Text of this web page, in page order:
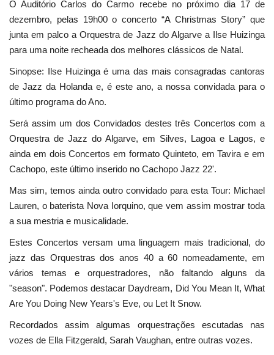
O Auditório Carlos do Carmo recebe no próximo dia 17 de
dezembro, pelas 19h00 o concerto “A Christmas Story” que
junta em palco a Orquestra de Jazz do Algarve a Ilse Huizinga
para uma noite recheada dos melhores clássicos de Natal.
Sinopse: Ilse Huizinga é uma das mais consagradas cantoras
de Jazz da Holanda e, é este ano, a nossa convidada para o
último programa do Ano.
Será assim um dos Convidados destes três Concertos com a
Orquestra de Jazz do Algarve, em Silves, Lagoa e Lagos, e
ainda em dois Concertos em formato Quinteto, em Tavira e em
Cachopo, este último inserido no Cachopo Jazz 22'.
Mas sim, temos ainda outro convidado para esta Tour: Michael
Lauren, o baterista Nova Iorquino, que vem assim mostrar toda
a sua mestria e musicalidade.
Estes Concertos versam uma linguagem mais tradicional, do
jazz das Orquestras dos anos 40 a 60 nomeadamente, em
vários temas e orquestradores, não faltando alguns da
"season". Podemos destacar Daydream, Did You Mean It, What
Are You Doing New Years's Eve, ou Let It Snow.
Recordados assim algumas orquestrações escutadas nas
vozes de Ella Fitzgerald, Sarah Vaughan, entre outras vozes.